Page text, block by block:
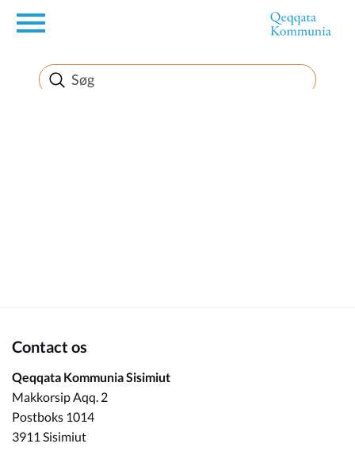
en
Borger
Kommuneplanen
Om_kommunen
Contact os
Qeqqata Kommunia Sisimiut
Makkorsip Aqq. 2
Postboks 1014
3911 Sisimiut